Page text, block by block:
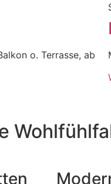
o. Terrasse, ab